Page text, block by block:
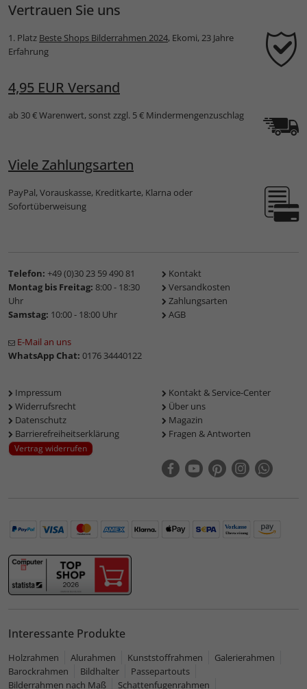
Vertrauen Sie uns
1. Platz Beste Shops Bilderrahmen 2024, Ekomi, 23 Jahre
Erfahrung
4,95 EUR Versand
ab 30 € Warenwert, sonst zzgl. 5 € Mindermengenzuschlag
Viele Zahlungsarten
PayPal, Vorauskasse, Kreditkarte, Klarna oder
Sofortüberweisung
Telefon: +49 (0)30 23 59 490 81
Montag bis Freitag: 8:00 - 18:30
Uhr
Samstag: 10:00 - 18:00 Uhr
E-Mail an uns
WhatsApp Chat: 0176 34440122
Kontakt
Versandkosten
Zahlungsarten
AGB
Impressum
Widerrufsrecht
Datenschutz
Barrierefreiheitserklärung
Vertrag widerrufen
Kontakt & Service-Center
Über uns
Magazin
Fragen & Antworten
Interessante Produkte
Holzrahmen Alurahmen Kunststoffrahmen
Galerierahmen
Barockrahmen
Bildhalter
Passepartouts
Bilderrahmen nach Maß
Schattenfugenrahmen